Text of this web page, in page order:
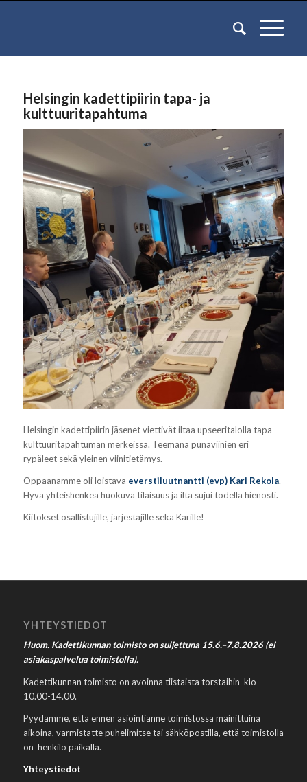
Helsingin kadettipiirin tapa- ja
kulttuuritapahtuma
Helsingin kadettipiirin jäsenet viettivät iltaa upseeritalolla tapa-
kulttuuritapahtuman merkeissä. Teemana punaviinien eri
rypäleet sekä yleinen viinitietämys.
Oppaanamme oli loistava everstiluutnantti (evp) Kari Rekola.
Hyvä yhteishenkeä huokuva tilaisuus ja ilta sujui todella hienosti.
Kiitokset osallistujille, järjestäjille sekä Karille!
YHTEYSTIEDOT
Huom. Kadettikunnan toimisto on suljettuna 15.6.–7.8.2026 (ei
asiakaspalvelua toimistolla).
Kadettikunnan toimisto on avoinna tiistaista torstaihin klo
10.00-14.00.
Pyydämme, että ennen asiointianne toimistossa mainittuina
aikoina, varmistatte puhelimitse tai sähköpostilla, että toimistolla
on henkilö paikalla.
Yhteystiedot